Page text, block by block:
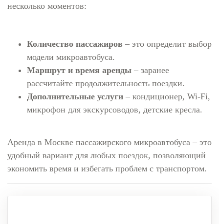
несколько моментов:
Количество пассажиров – это определит выбор
модели микроавтобуса.
Маршрут и время аренды – заранее
рассчитайте продолжительность поездки.
Дополнительные услуги – кондиционер, Wi-Fi,
микрофон для экскурсоводов, детские кресла.
Аренда в Москве пассажирского микроавтобуса – это
удобный вариант для любых поездок, позволяющий
экономить время и избегать проблем с транспортом.